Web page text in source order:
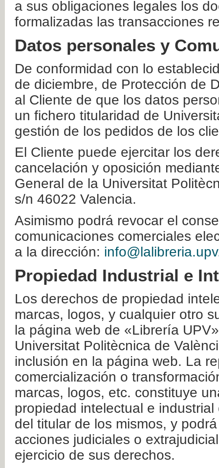
a sus obligaciones legales los
formalizadas las transacciones
Datos personales y
De conformidad con lo
de diciembre, de Protección de
al Cliente de que los datos
un fichero titularidad de
gestión de los pedidos de los
El Cliente puede ejercitar los
cancelación y oposición
General de la Universitat
s/n 46022 Valencia.
Asimismo podrá revocar el
comunicaciones comerciales
a la dirección:
Propiedad Industrial e
Los derechos de propiedad
marcas, logos, y cualquier otro
la página web de «Librería
Universitat Politècnica de
inclusión en la página web. La
comercialización o
marcas, logos, etc. constituye
propiedad intelectual e
del titular de los mismos, y
acciones judiciales o
ejercicio de sus derechos.